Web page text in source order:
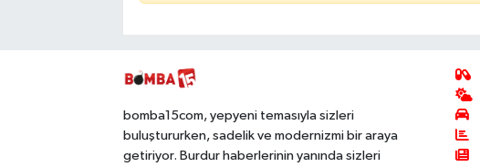
bomba15com, yepyeni temasıyla sizleri
buluştururken, sadelik ve modernizmi bir araya
getiriyor. Burdur haberlerinin yanında sizleri